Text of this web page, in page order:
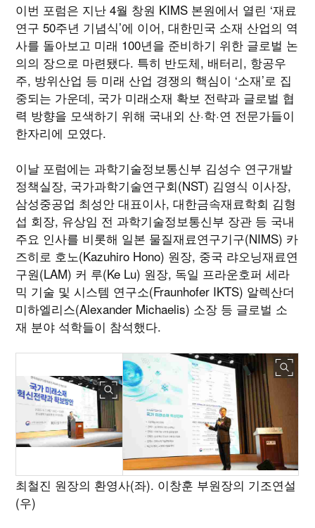
이번 포럼은 지난 4월 창원 KIMS 본원에서 열린 ‘재료
연구 50주년 기념식’에 이어, 대한민국 소재 산업의 역
사를 돌아보고 미래 100년을 준비하기 위한 글로벌 논
의의 장으로 마련됐다. 특히 반도체, 배터리, 항공우
주, 방위산업 등 미래 산업 경쟁의 핵심이 ‘소재’로 집
중되는 가운데, 국가 미래소재 확보 전략과 글로벌 협
력 방향을 모색하기 위해 국내외 산·학·연 전문가들이
한자리에 모였다.
이날 포럼에는 과학기술정보통신부 김성수 연구개발
정책실장, 국가과학기술연구회(NST) 김영식 이사장,
삼성중공업 최성안 대표이사, 대한금속재료학회 김형
섭 회장, 유상임 전 과학기술정보통신부 장관 등 국내
주요 인사를 비롯해 일본 물질재료연구기구(NIMS) 카
즈히로 호노(Kazuhiro Hono) 원장, 중국 랴오닝재료연
구원(LAM) 커 루(Ke Lu) 원장, 독일 프라운호퍼 세라
믹 기술 및 시스템 연구소(Fraunhofer IKTS) 알렉산더
미하엘리스(Alexander Michaelis) 소장 등 글로벌 소
재 분야 석학들이 참석했다.
최철진 원장의 환영사(좌). 이창훈 부원장의 기조연설
(우)